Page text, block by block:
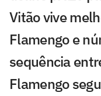
Vitão vive
Flamengo e
sequência
Flamengo